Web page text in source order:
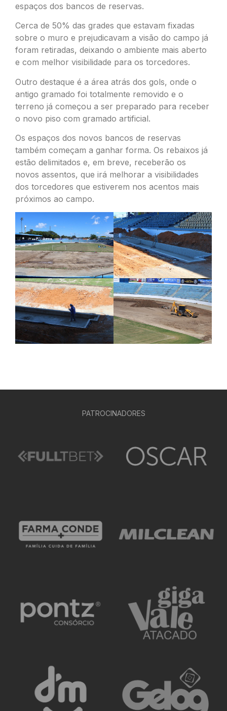
espaços dos bancos de reservas.
Cerca de 50% das grades que estavam fixadas
sobre o muro e prejudicavam a visão do campo já
foram retiradas, deixando o ambiente mais aberto
e com melhor visibilidade para os torcedores.
Outro destaque é a área atrás dos gols, onde o
antigo gramado foi totalmente removido e o
terreno já começou a ser preparado para receber
o novo piso com gramado artificial.
Os espaços dos novos bancos de reservas
também começam a ganhar forma. Os rebaixos já
estão delimitados e, em breve, receberão os
novos assentos, que irá melhorar a visibilidades
dos torcedores que estiverem nos acentos mais
próximos ao campo.
PATROCINADORES